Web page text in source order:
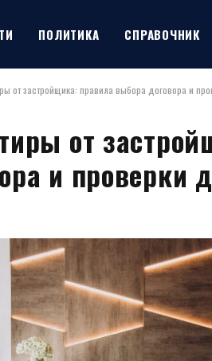
ПОЛИТИКА СПРАВОЧНИК
от застройщика: правила выбора договора и
от
и проверки